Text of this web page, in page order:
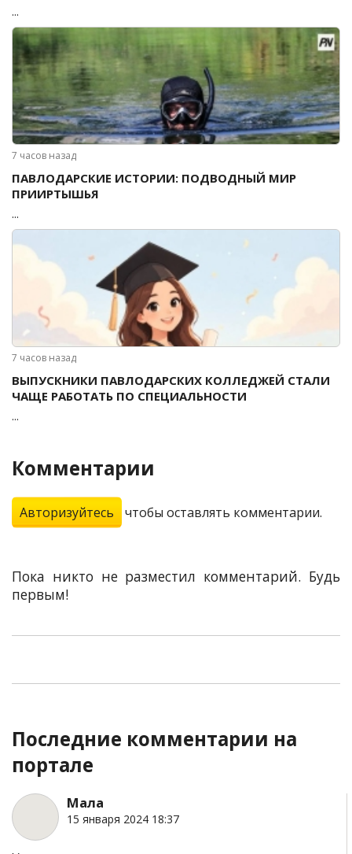
...
7 часов назад
ПАВЛОДАРСКИЕ ИСТОРИИ: ПОДВОДНЫЙ МИР
ПРИИРТЫШЬЯ
...
7 часов назад
ВЫПУСКНИКИ ПАВЛОДАРСКИХ КОЛЛЕДЖЕЙ СТАЛИ
ЧАЩЕ РАБОТАТЬ ПО СПЕЦИАЛЬНОСТИ
...
Комментарии
Авторизуйтесь чтобы оставлять комментарии.
Пока никто не разместил комментарий. Будь
первым!
Последние комментарии на
портале
Мала
15 января 2024 18:37